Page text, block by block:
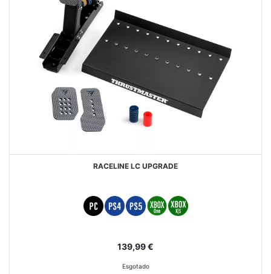
RACELINE LC UPGRADE
139,99 €
Esgotado